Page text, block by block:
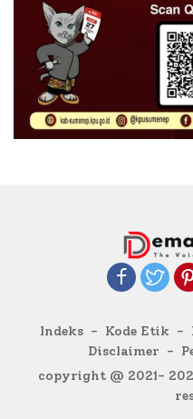
Indeks Kode Etik
Disclaimer
copyright @ 2021-